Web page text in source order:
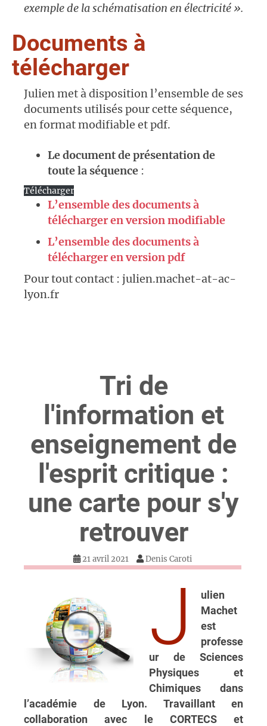
exemple de la schématisation en électricité ».
Documents à
télécharger
Julien met à disposition l’ensemble de ses
documents utilisés pour cette séquence,
en format modifiable et pdf.
Le document de présentation de
toute la séquence :
Télécharger
L’ensemble des documents à
télécharger en version modifiable
L’ensemble des documents à
télécharger en version pdf
Pour tout contact : julien.machet-at-ac-
lyon.fr
Tri de
l'information et
enseignement de
l'esprit critique :
une carte pour s'y
retrouver
21 avril 2021 Denis Caroti
J
ulien
Machet
est
professe
ur de Sciences
Physiques et
Chimiques dans
l’académie de Lyon. Travaillant en
collaboration avec le CORTECS et